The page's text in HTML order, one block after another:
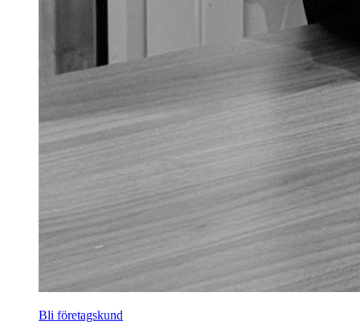
Bli företagskund